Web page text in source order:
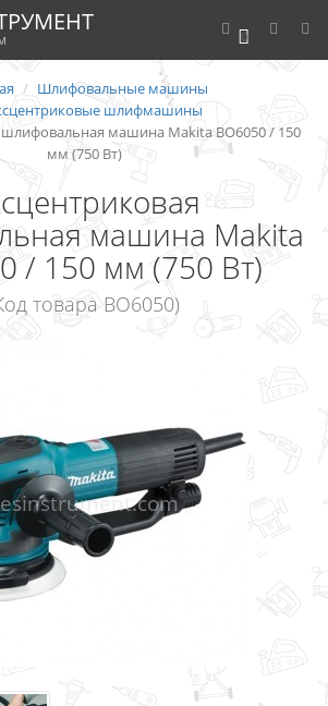
0
Шлифовальные машины
шлифмашины
шлифовальная машина Makita BO6050 / 150
мм (750 Вт)
машина Makita
/ 150 мм (750 Вт)
товара BO6050)